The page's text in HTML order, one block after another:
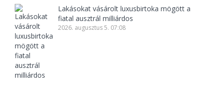
Lakásokat vásárolt luxusbirtoka mögött a
fiatal ausztrál milliárdos
2026. augusztus 5. 07:08